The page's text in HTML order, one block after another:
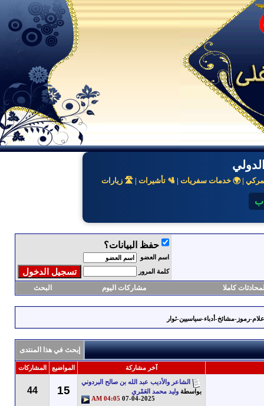
| 🌍 خدمات سفريات | 🛂 تأشيرات | 🛣️ زيارات
حفظ البيانات؟
اسم العضو
كلمة المرور
كاملا مشاركات اليوم البحث
رموز-مشائخ-أدباء-سياسيين-ثوار
إبحث في هذا المنتدى
آخر مشاركة المواضيع المشاركات
الشاعر والأديب عبد الله بن صالح البردوني
بواسطة وليد محمد العَمْري
07-04-2025
04:05 AM
15
44